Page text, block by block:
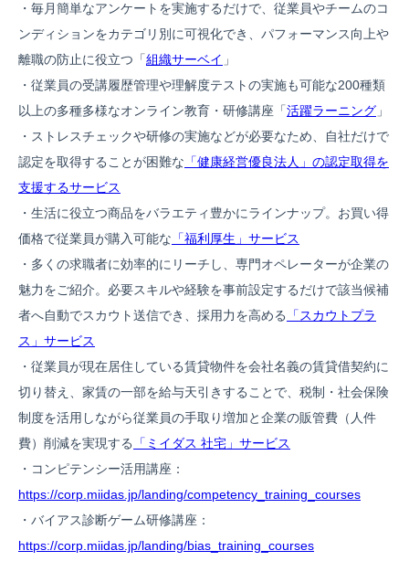
・毎月簡単なアンケートを実施するだけで、従業員やチームのコ
ンディションをカテゴリ別に可視化でき、パフォーマンス向上や
離職の防止に役立つ「組織サーベイ 」
・従業員の受講履歴管理や理解度テストの実施も可能な200種類
以上の多種多様なオンライン教育・研修講座「活躍ラーニング 」
・ストレスチェックや研修の実施などが必要なため、自社だけで
認定を取得することが困難な 「健康経営優良法人」の認定取得を
支援するサービス
・生活に役立つ商品をバラエティ豊かにラインナップ。お買い得
価格で従業員が購入可能な 「福利厚生」サービス
・多くの求職者に効率的にリーチし、専門オペレーターが企業の
魅力をご紹介。必要スキルや経験を事前設定するだけで該当候補
者へ自動でスカウト送信でき、採用力を高める
「スカウトプラ
ス」サービス
・従業員が現在居住している賃貸物件を会社名義の賃貸借契約に
切り替え、家賃の一部を給与天引きすることで、税制・社会保険
制度を活用しながら従業員の手取り増加と企業の販管費（人件
費）削減を実現する
「ミイダス 社宅」サービス
・コンピテンシー活用講座：
https://corp.miidas.jp/landing/competency_training_courses
・バイアス診断ゲーム研修講座：
https://corp.miidas.jp/landing/bias_training_courses